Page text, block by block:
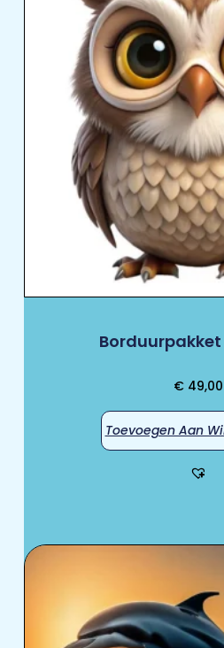
Borduurpakket
€ 49,00
Toevoegen Aan